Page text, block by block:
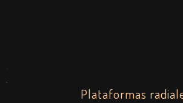
.
Plataformas